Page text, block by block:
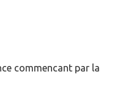
commencant par la